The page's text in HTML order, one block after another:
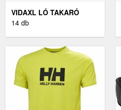
VIDAXL LÓ TAKARÓ
FEKETE 165 CM
14 db